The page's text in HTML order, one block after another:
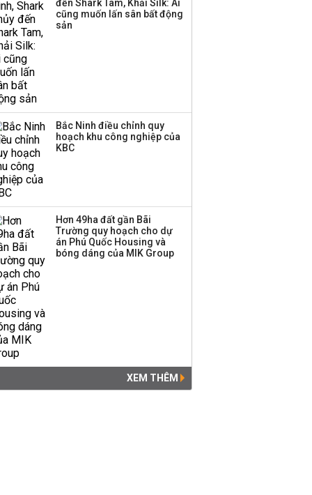
Thị trường thường
đến Shark Tam, Khải Silk: Ai
cũng muốn lấn sân bất động
sản
Bắc Ninh điều chỉnh quy
hoạch khu công nghiệp của
KBC
Hơn 49ha đất gần Bãi
Trường quy hoạch cho dự
án Phú Quốc Housing và
bóng dáng của MIK Group
XEM THÊM